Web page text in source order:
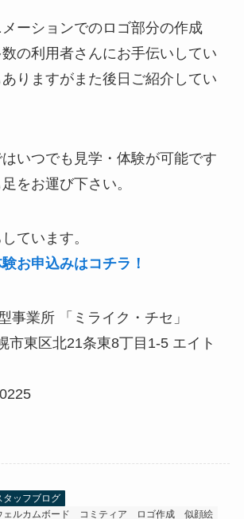
ーションでのロゴ部分の作成
の利用者さんにお手伝いしてい
りますがまた後日ご紹介してい
いつでも見学・体験が可能です
をお運び下さい。
ています。
お申込みはコチラ！
事業所 「ミライク・チセ」
市東区北21条東8丁目1-5 エイト
タッフブログ
ェルカムボード コミティア ロゴ作成 似顔絵